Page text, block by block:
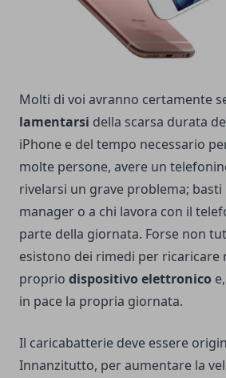
Molti di voi avranno certamente
lamentarsi della scarsa durata
iPhone e del tempo necessario
molte persone, avere un
rivelarsi un grave problema; basti
manager o a chi lavora con il
parte della giornata. Forse non
esistono dei rimedi per ricaricare
proprio dispositivo elettronico
in pace la propria giornata.
Il caricabatterie deve essere
Innanzitutto, per aumentare la